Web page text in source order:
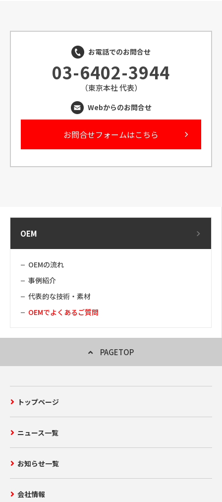
OEM
OEMの流れ
事例紹介
代表的な技術・素材
OEMでよくあるご質問
お電話でのお問合せ
03-6402-3944
（東京本社 代表）
Webからのお問合せ
お問合せフォームはこちら
PAGETOP
トップページ
ニュース一覧
お知らせ一覧
会社情報